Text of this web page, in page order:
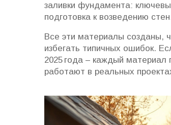
заливки фундамента:
подготовка к возведению
Все эти материалы созданы,
избегать типичных ошибок.
2025 года – каждый
работают в реальных